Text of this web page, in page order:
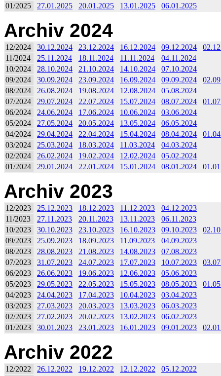
01/2025
27.01.2025 20.01.2025 13.01.2025 06.01.2025
Archiv 2024
12/2024 30.12.2024 23.12.2024 16.12.2024 09.12.2024
11/2024
25.11.2024 18.11.2024 11.11.2024
04.11.2024
10/2024
28.10.2024 21.10.2024 14.10.2024
07.10.2024
09/2024
30.09.2024 23.09.2024 16.09.2024 09.09.2024
08/2024
26.08.2024 19.08.2024 12.08.2024
05.08.2024
07/2024
29.07.2024 22.07.2024 15.07.2024 08.07.2024
06/2024
24.06.2024 17.06.2024 10.06.2024
03.06.2024
05/2024
27.05.2024 20.05.2024 13.05.2024
06.05.2024
04/2024
29.04.2024 22.04.2024 15.04.2024 08.04.2024
03/2024
25.03.2024 18.03.2024 11.03.2024
04.03.2024
02/2024
26.02.2024 19.02.2024 12.02.2024
05.02.2024
01/2024
29.01.2024 22.01.2024 15.01.2024 08.01.2024
Archiv 2023
12/2023 25.12.2023 18.12.2023 11.12.2023
04.12.2023
11/2023
27.11.2023 20.11.2023 13.11.2023
06.11.2023
10/2023
30.10.2023 23.10.2023 16.10.2023 09.10.2023
09/2023
25.09.2023 18.09.2023 11.09.2023
04.09.2023
08/2023
28.08.2023 21.08.2023 14.08.2023
07.08.2023
07/2023
31.07.2023 24.07.2023 17.07.2023 10.07.2023
06/2023
26.06.2023 19.06.2023 12.06.2023
05.06.2023
05/2023
29.05.2023 22.05.2023 15.05.2023 08.05.2023
04/2023
24.04.2023 17.04.2023 10.04.2023
03.04.2023
03/2023
27.03.2023 20.03.2023 13.03.2023
06.03.2023
02/2023
27.02.2023 20.02.2023 13.02.2023
06.02.2023
01/2023
30.01.2023 23.01.2023 16.01.2023 09.01.2023
Archiv 2022
12/2022 26.12.2022 19.12.2022 12.12.2022
05.12.2022